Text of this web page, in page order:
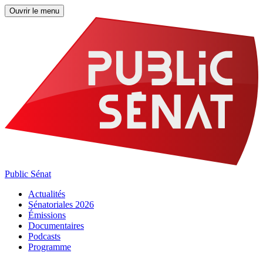
Ouvrir le menu
Public Sénat
Actualités
Sénatoriales 2026
Émissions
Documentaires
Podcasts
Programme